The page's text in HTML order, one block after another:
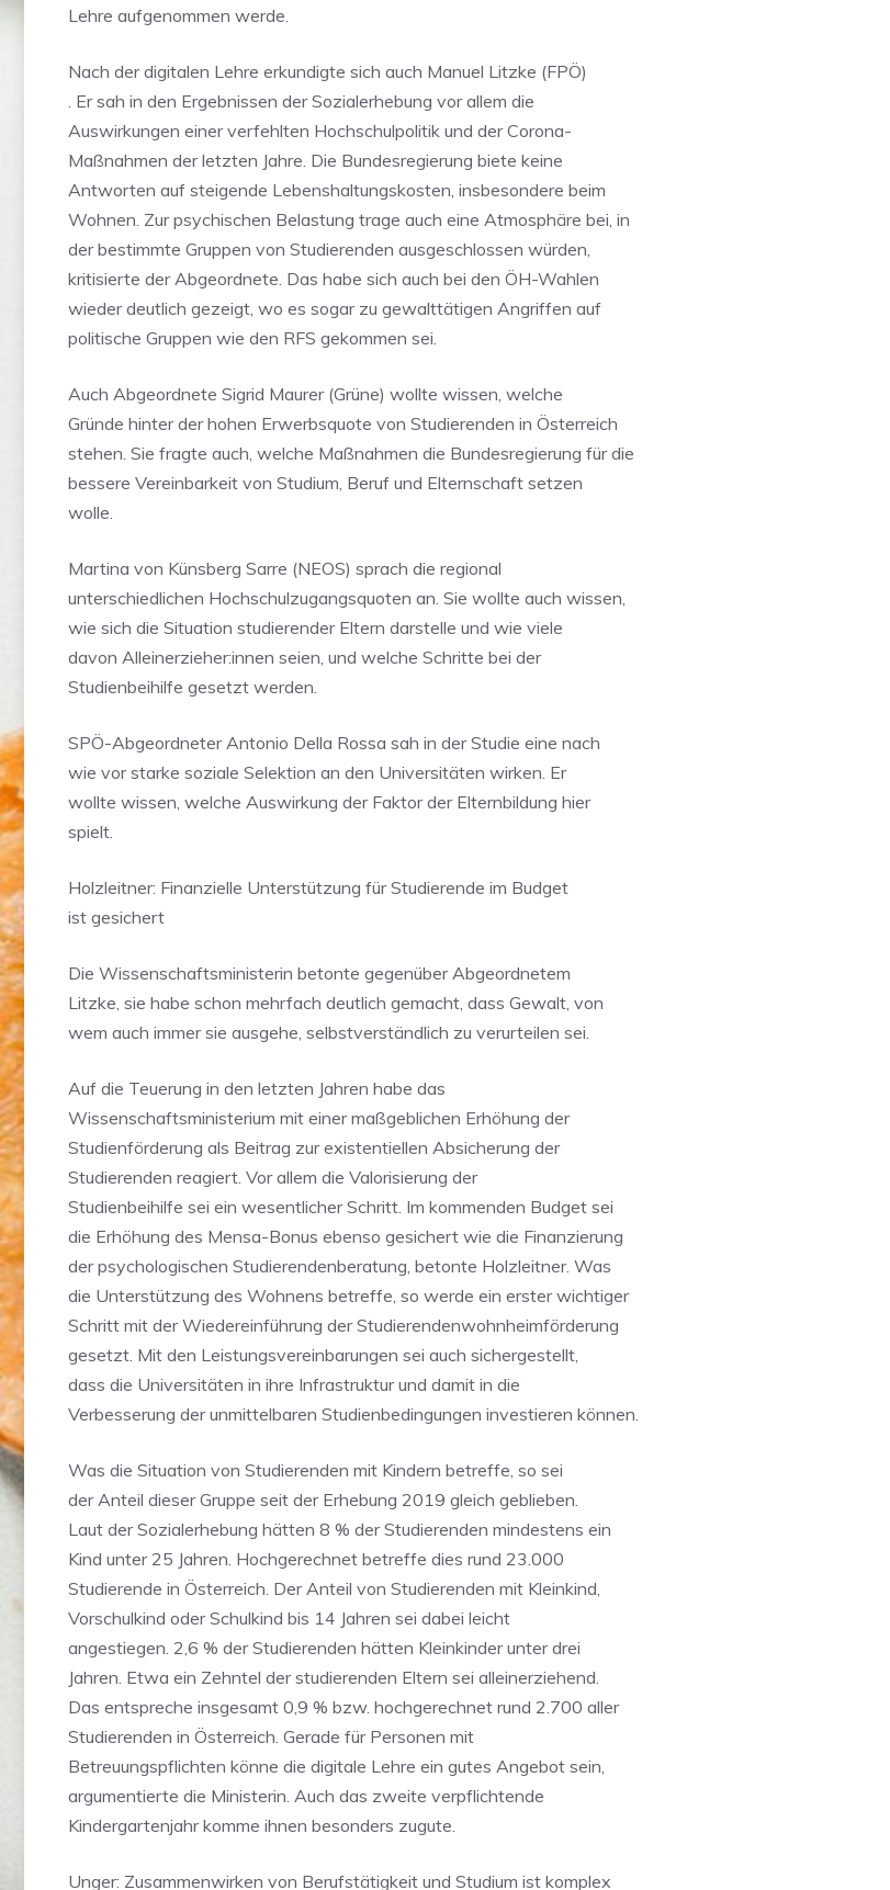
Lehre aufgenommen werde.
Nach der digitalen Lehre erkundigte sich auch Manuel Litzke (FPÖ)
. Er sah in den Ergebnissen der Sozialerhebung vor allem die
Auswirkungen einer verfehlten Hochschulpolitik und der Corona-
Maßnahmen der letzten Jahre. Die Bundesregierung biete keine
Antworten auf steigende Lebenshaltungskosten, insbesondere beim
Wohnen. Zur psychischen Belastung trage auch eine Atmosphäre bei, in
der bestimmte Gruppen von Studierenden ausgeschlossen würden,
kritisierte der Abgeordnete. Das habe sich auch bei den ÖH-Wahlen
wieder deutlich gezeigt, wo es sogar zu gewalttätigen Angriffen auf
politische Gruppen wie den RFS gekommen sei.
Auch Abgeordnete Sigrid Maurer (Grüne) wollte wissen, welche
Gründe hinter der hohen Erwerbsquote von Studierenden in Österreich
stehen. Sie fragte auch, welche Maßnahmen die Bundesregierung für die
bessere Vereinbarkeit von Studium, Beruf und Elternschaft setzen
wolle.
Martina von Künsberg Sarre (NEOS) sprach die regional
unterschiedlichen Hochschulzugangsquoten an. Sie wollte auch wissen,
wie sich die Situation studierender Eltern darstelle und wie viele
davon Alleinerzieher:innen seien, und welche Schritte bei der
Studienbeihilfe gesetzt werden.
SPÖ-Abgeordneter Antonio Della Rossa sah in der Studie eine nach
wie vor starke soziale Selektion an den Universitäten wirken. Er
wollte wissen, welche Auswirkung der Faktor der Elternbildung hier
spielt.
Holzleitner: Finanzielle Unterstützung für Studierende im Budget
ist gesichert
Die Wissenschaftsministerin betonte gegenüber Abgeordnetem
Litzke, sie habe schon mehrfach deutlich gemacht, dass Gewalt, von
wem auch immer sie ausgehe, selbstverständlich zu verurteilen sei.
Auf die Teuerung in den letzten Jahren habe das
Wissenschaftsministerium mit einer maßgeblichen Erhöhung der
Studienförderung als Beitrag zur existentiellen Absicherung der
Studierenden reagiert. Vor allem die Valorisierung der
Studienbeihilfe sei ein wesentlicher Schritt. Im kommenden Budget sei
die Erhöhung des Mensa-Bonus ebenso gesichert wie die Finanzierung
der psychologischen Studierendenberatung, betonte Holzleitner. Was
die Unterstützung des Wohnens betreffe, so werde ein erster wichtiger
Schritt mit der Wiedereinführung der Studierendenwohnheimförderung
gesetzt. Mit den Leistungsvereinbarungen sei auch sichergestellt,
dass die Universitäten in ihre Infrastruktur und damit in die
Verbesserung der unmittelbaren Studienbedingungen investieren können.
Was die Situation von Studierenden mit Kindern betreffe, so sei
der Anteil dieser Gruppe seit der Erhebung 2019 gleich geblieben.
Laut der Sozialerhebung hätten 8 % der Studierenden mindestens ein
Kind unter 25 Jahren. Hochgerechnet betreffe dies rund 23.000
Studierende in Österreich. Der Anteil von Studierenden mit Kleinkind,
Vorschulkind oder Schulkind bis 14 Jahren sei dabei leicht
angestiegen. 2,6 % der Studierenden hätten Kleinkinder unter drei
Jahren. Etwa ein Zehntel der studierenden Eltern sei alleinerziehend.
Das entspreche insgesamt 0,9 % bzw. hochgerechnet rund 2.700 aller
Studierenden in Österreich. Gerade für Personen mit
Betreuungspflichten könne die digitale Lehre ein gutes Angebot sein,
argumentierte die Ministerin. Auch das zweite verpflichtende
Kindergartenjahr komme ihnen besonders zugute.
Unger: Zusammenwirken von Berufstätigkeit und Studium ist komplex